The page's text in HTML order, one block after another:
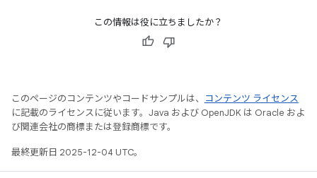
この情報は役に立ちましたか？
このページのコンテンツやコードサンプルは、
コンテンツ ライセンス
に記載のライセンスに従います。Java および OpenJDK は Oracle およ
び関連会社の商標または登録商標です。
最終更新日 2025-12-04 UTC。